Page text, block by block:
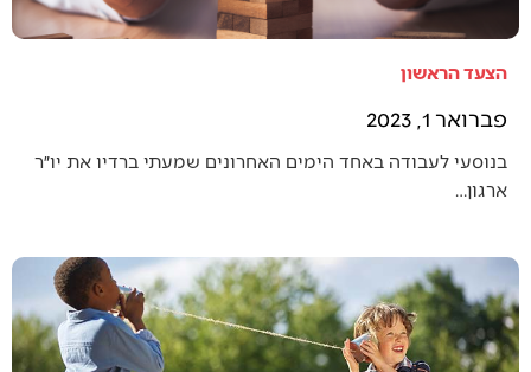
הצעד הראשון
פברואר 1, 2023
בנוסעי לעבודה באחד הימים האחרונים שמעתי ברדיו את יו״ר
ארגון…